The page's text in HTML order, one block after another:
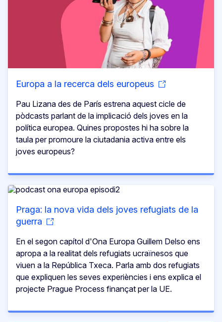
Europa a la recerca dels europeus
Pau Lizana des de París estrena aquest cicle de
pòdcasts parlant de la implicació dels joves en la
política europea. Quines propostes hi ha sobre la
taula per promoure la ciutadania activa entre els
joves europeus?
Praga: la nova vida dels joves refugiats de la
guerra
En el segon capítol d'Ona Europa Guillem Delso ens
apropa a la realitat dels refugiats ucraïnesos que
viuen a la República Txeca. Parla amb dos refugiats
que expliquen les seves experiències i ens explica el
projecte Prague Process finançat per la UE.